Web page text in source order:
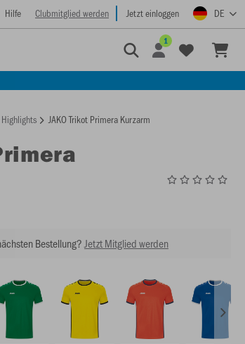
Hilfe Clubmitglied werden Jetzt einloggen DE
1
Highlights JAKO Trikot Primera Kurzarm
Bestellung? Jetzt Mitglied werden